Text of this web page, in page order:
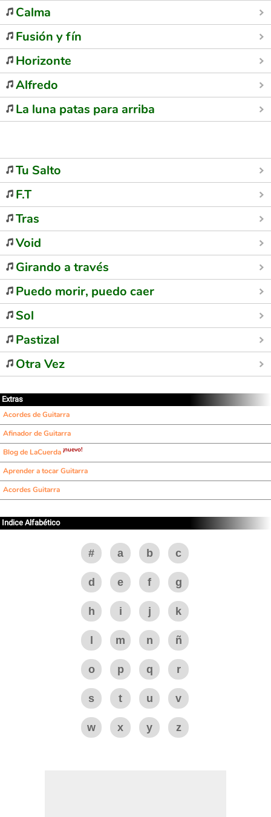
Calma
Fusión y fín
Horizonte
Alfredo
La luna patas para arriba
Tu Salto
F.T
Tras
Void
Girando a través
Puedo morir, puedo caer
Sol
Pastizal
Otra Vez
Extras
Acordes de Guitarra
Afinador de Guitarra
Blog de LaCuerda ¡nuevo!
Aprender a tocar Guitarra
Acordes Guitarra
Indice Alfabético
# a b c
d e f g
h i j k
m n ñ
o p q r
s t u v
w x y z